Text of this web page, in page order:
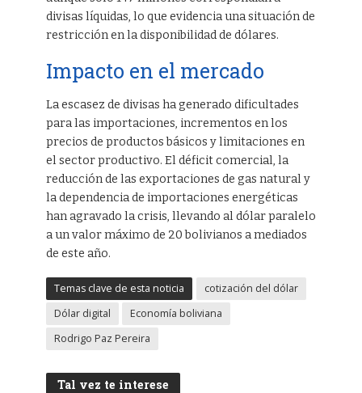
divisas líquidas, lo que evidencia una situación de
restricción en la disponibilidad de dólares.
Impacto en el mercado
La escasez de divisas ha generado dificultades
para las importaciones, incrementos en los
precios de productos básicos y limitaciones en
el sector productivo. El déficit comercial, la
reducción de las exportaciones de gas natural y
la dependencia de importaciones energéticas
han agravado la crisis, llevando al dólar paralelo
a un valor máximo de 20 bolivianos a mediados
de este año.
Temas clave de esta noticia
cotización del dólar
Dólar digital
Economía boliviana
Rodrigo Paz Pereira
Tal vez te interese